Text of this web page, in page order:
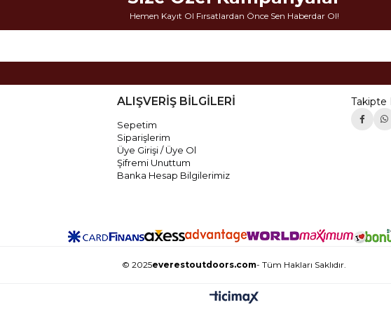
Hemen Kayıt Ol Fırsatlardan Önce Sen Haberdar Ol!
ALIŞVERİŞ BİLGİLERİ
Sepetim
Siparişlerim
Üye Girişi / Üye Ol
Şifremi Unuttum
Banka Hesap Bilgilerimiz
Takipte
© 2025everestoutdoors.com- Tüm Hakları Saklıdır.